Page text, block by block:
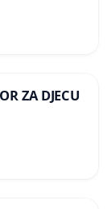
ZA DJECU